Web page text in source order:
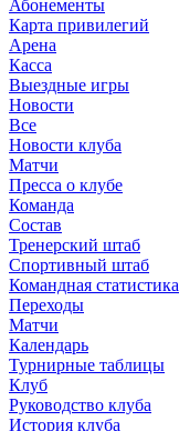
Абонементы
Карта привилегий
Арена
Касса
Выездные игры
Новости
Все
Новости клуба
Матчи
Пресса о клубе
Команда
Состав
Тренерский штаб
Спортивный штаб
Командная статистика
Переходы
Матчи
Календарь
Турнирные таблицы
Клуб
Руководство клуба
История клуба